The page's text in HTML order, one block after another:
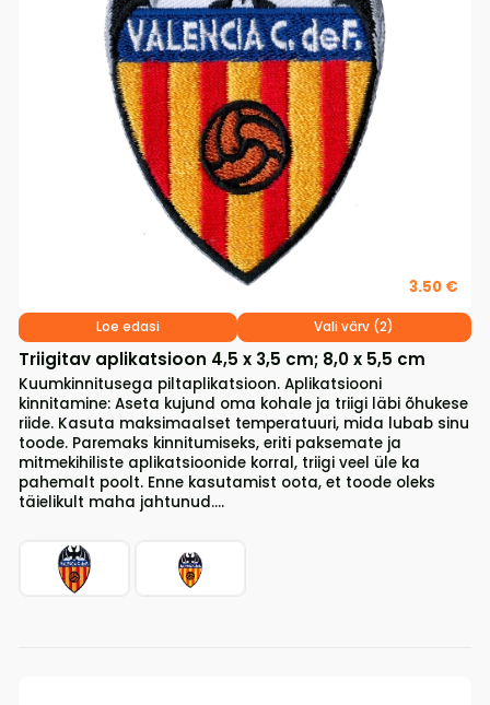
Triigitav aplikatsioon 4,5 x 3,5 cm; 8,0 x 5,5 cm
Kuumkinnitusega piltaplikatsioon. Aplikatsiooni
kinnitamine: Aseta kujund oma kohale ja triigi läbi õhukese
riide. Kasuta maksimaalset temperatuuri, mida lubab sinu
toode. Paremaks kinnitumiseks, eriti paksemate ja
mitmekihiliste aplikatsioonide korral, triigi veel üle ka
pahemalt poolt. Enne kasutamist oota, et toode oleks
täielikult maha jahtunud....
3.50 €
Loe edasi Vali värv (2)